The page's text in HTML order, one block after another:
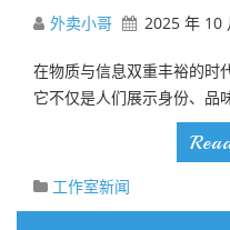
外卖小哥 2025 年 10
在物质与信息双重丰裕的
它不仅是人们展示身份、品
工作室新闻